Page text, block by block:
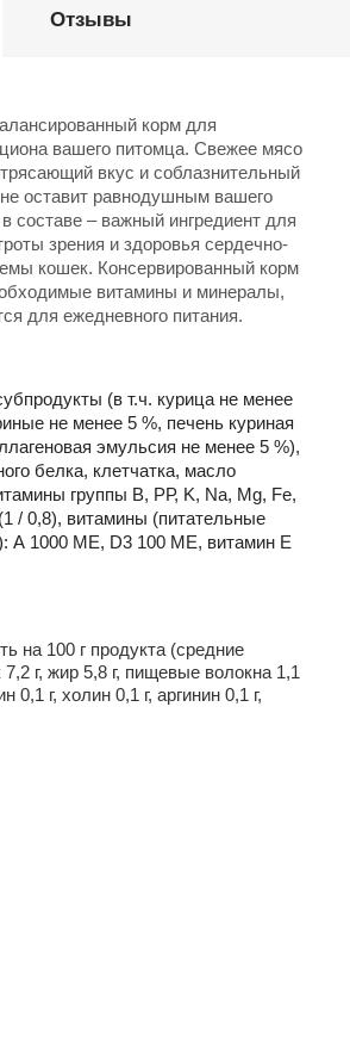
Отзывы
корм для
вашего питомца. Свежее мясо
вкус и соблазнительный
оставит равнодушным вашего
составе – важный ингредиент для
зрения и здоровья сердечно-
кошек. Консервированный корм
витамины и минералы,
для ежедневного питания.
(в т.ч. курица не менее
не менее 5 %, печень куриная
эмульсия не менее 5 %),
белка, клетчатка, масло
группы B, РР, K, Na, Mg, Fe,
/ 0,8), витамины (питательные
А 1000 МЕ, D3 100 ME, витамин Е
на 100 г продукта (средние
г, жир 5,8 г, пищевые волокна 1,1
0,1 г, холин 0,1 г, аргинин 0,1 г,